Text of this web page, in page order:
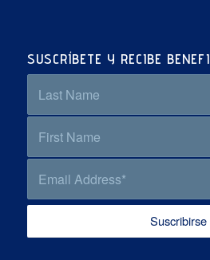
SUSCRÍBETE Y RECIBE